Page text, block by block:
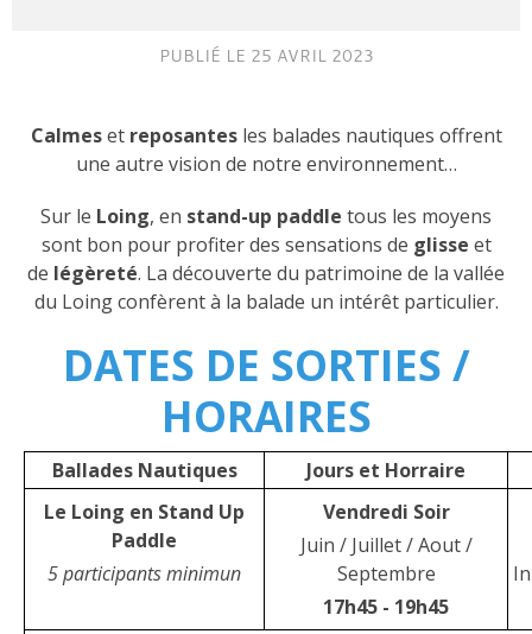
PUBLIÉ LE 25 AVRIL 2023
Calmeset reposantes les balades nautiques offrent
une autre vision de notre environnement…
Sur le Loing, en stand-up paddle tous les moyens
sont bon pour profiter des sensations de glisse et
de légèreté. La découverte du patrimoine de la vallée
du Loing confèrent à la balade un intérêt particulier.
DATES DE SORTIES /
HORAIRES
Ballades Nautiques
Jours et Horraire
Le Loing en Stand Up
Paddle
5 participants minimun
Vendredi Soir
Juin / Juillet / Aout /
Septembre
17h45 - 19h45